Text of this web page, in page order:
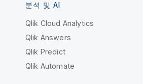
분석 및 AI
Qlik Cloud Analytics
Qlik Answers
Qlik Predict
Qlik Automate